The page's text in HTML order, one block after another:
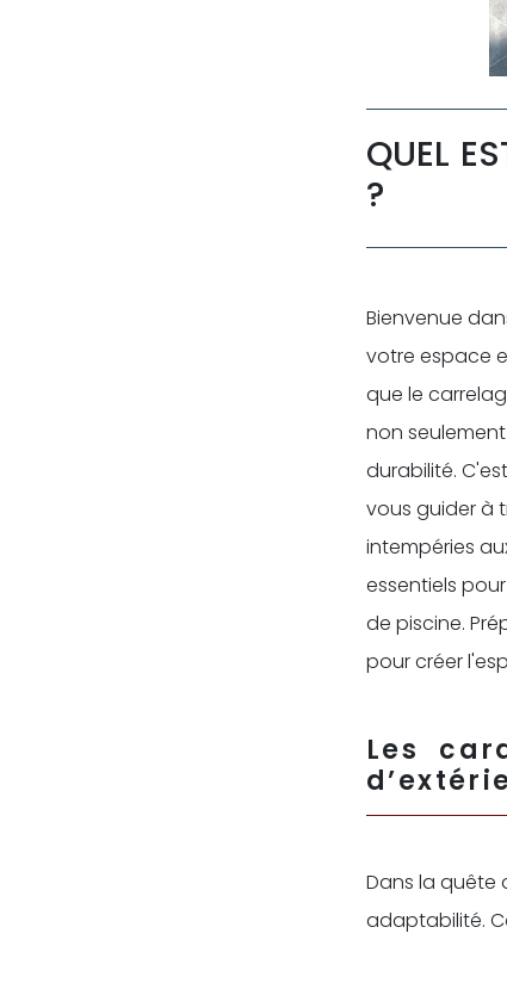
QUEL
?
Bienvenue
votre espace
que le
non
durabilité.
vous guider à
intempéries
essentiels
de piscine.
pour créer
Les
Dans la quête
adaptabilité.